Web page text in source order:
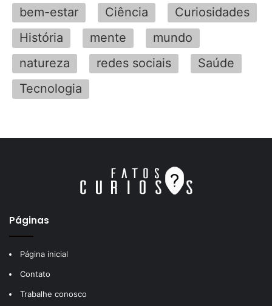
bem-estar Ciência
Curiosidades
História
mente
mundo
natureza
redes sociais
Saúde
Tecnologia
Páginas
Página inicial
Contato
Trabalhe conosco